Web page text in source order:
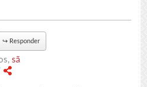
↪ Responder
sã